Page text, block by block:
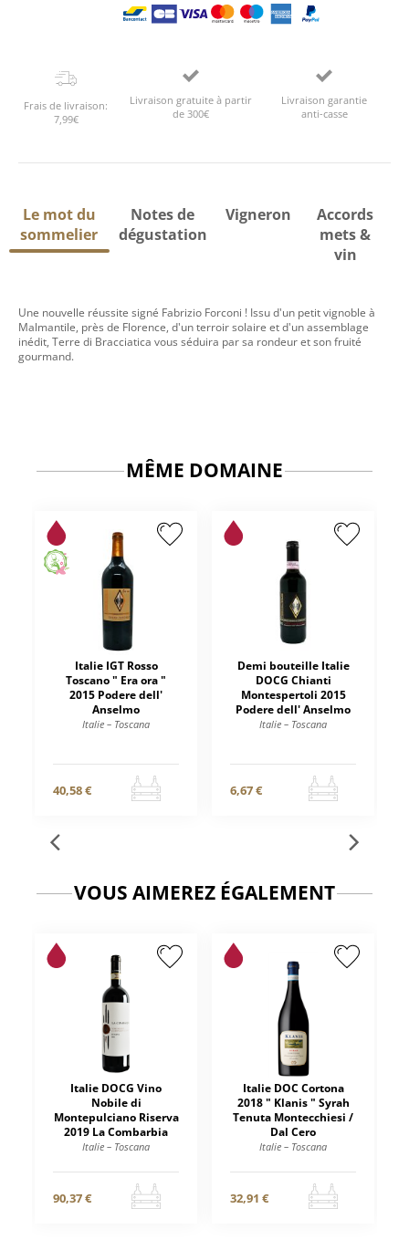
Frais de livraison:
7,99€
Livraison gratuite à partir
de 300€
Livraison garantie
anti-casse
Le mot du
sommelier
Notes de
dégustation
Vigneron
Accords
mets &
vin
Une nouvelle réussite signé Fabrizio Forconi ! Issu d'un petit vignoble à
Malmantile, près de Florence, d'un terroir solaire et d'un assemblage
inédit, Terre di Bracciatica vous séduira par sa rondeur et son fruité
gourmand.
MÊME DOMAINE
Italie IGT Rosso
Toscano " Era ora "
2015 Podere dell'
Anselmo
Italie – Toscana
40,58 €
Demi bouteille Italie
DOCG Chianti
Montespertoli 2015
Podere dell' Anselmo
Italie – Toscana
6,67 €
VOUS AIMEREZ ÉGALEMENT
Italie DOCG Vino
Nobile di
Montepulciano Riserva
2019 La Combarbia
Italie – Toscana
90,37 €
Italie DOC Cortona
2018 " Klanis " Syrah
Tenuta Montecchiesi /
Dal Cero
Italie – Toscana
32,91 €